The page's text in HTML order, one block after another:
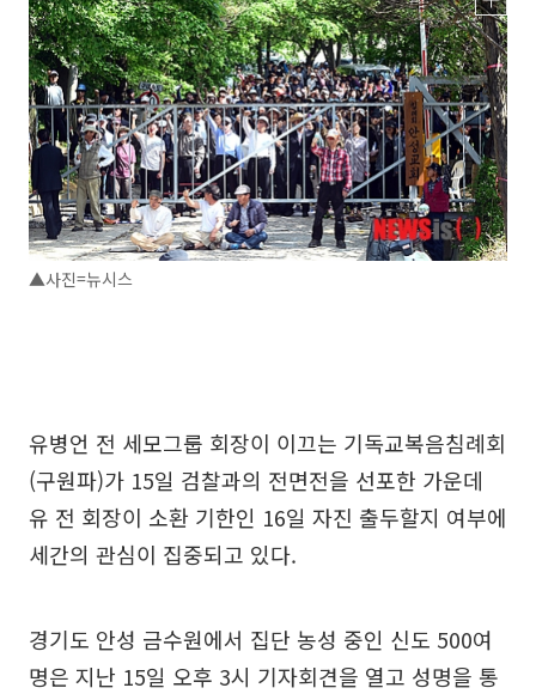
▲사진=뉴시스
유병언 전 세모그룹 회장이 이끄는 기독교복음침례회
(구원파)가 15일 검찰과의 전면전을 선포한 가운데
유 전 회장이 소환 기한인 16일 자진 출두할지 여부에
세간의 관심이 집중되고 있다.
경기도 안성 금수원에서 집단 농성 중인 신도 500여
명은 지난 15일 오후 3시 기자회견을 열고 성명을 통